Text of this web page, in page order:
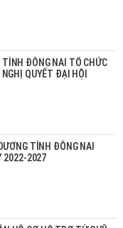
TỈNH ĐỒNG NAI TỔ CHỨC
QUYẾT ĐẠI HỘI
TỈNH ĐỒNG NAI
2022-2027